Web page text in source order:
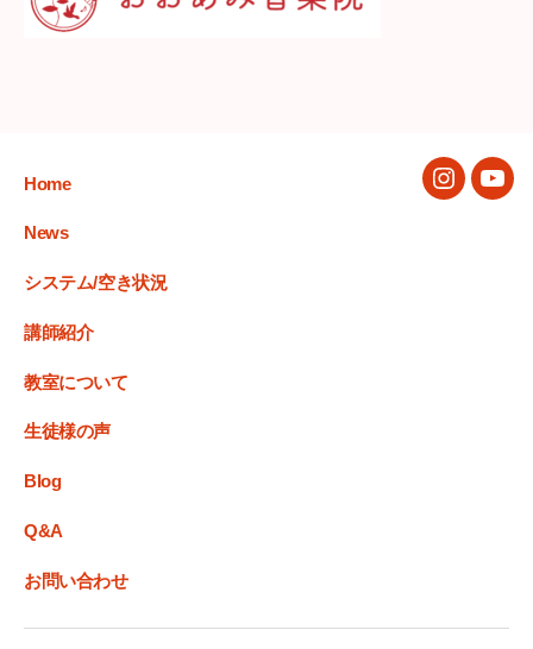
Home
News
システム/空き状況
講師紹介
教室について
生徒様の声
Blog
Q&A
お問い合わせ
Instagram